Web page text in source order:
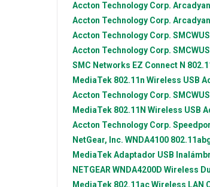
Accton Technology Corp.
Accton Technology Corp.
Accton Technology Corp.
Accton Technology Corp.
SMC Networks EZ Connect N
MediaTek 802.11n Wireless USB
Accton Technology Corp.
MediaTek 802.11N Wireless USB
Accton Technology Corp.
NetGear, Inc. WNDA4100
MediaTekAdaptador USB
NETGEAR WNDA4200D Wireless
MediaTek 802.11ac Wireless LAN